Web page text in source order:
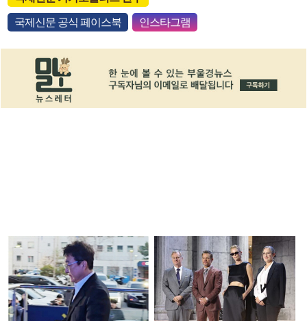
국제신문 공식 페이스북 인스타그램